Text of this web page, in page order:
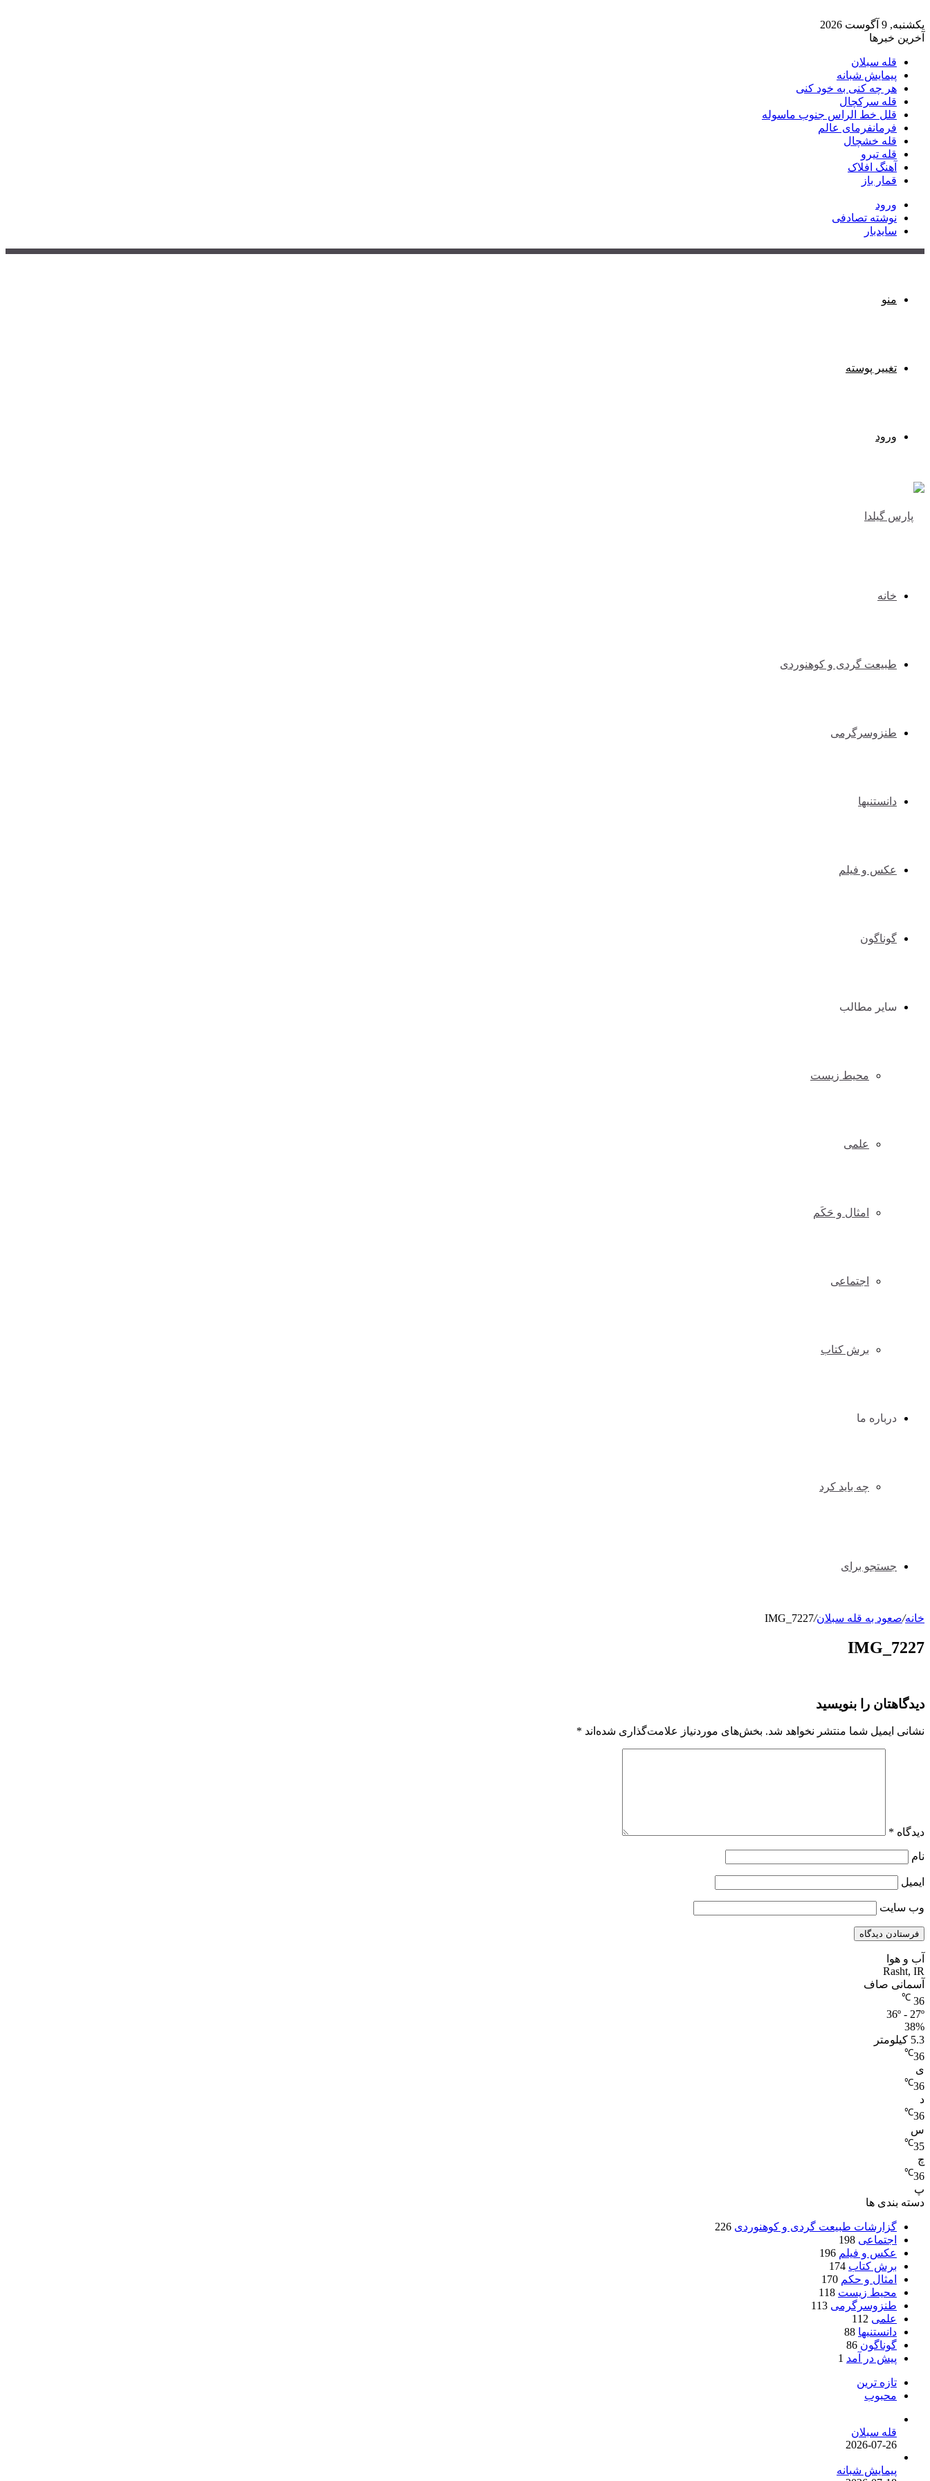
یکشنبه, 9 آگوست 2026
آخرین خبرها
قله سبلان
پیمایش شبانه
هر چه کنی به خود کنی
قله سرکچال
قلل خط الراس جنوب ماسوله
فرمانفرمای عالم
قله خشچال
قله تیرو
آهنگ افلاک
قمار باز
ورود
نوشته تصادفی
سایدبار
منو
تغییر پوسته
ورود
خانه
طبیعت گردی و کوهنوردی
طنزوسرگرمی
دانستنیها
عکس و فیلم
گوناگون
سایر مطالب
محیط زیست
علمی
امثال و حَکَم
اجتماعی
برش کتاب
درباره ما
چه باید کرد
جستجو برای
خانه/صعود به قله سبلان/
IMG_7227
IMG_7227
دیدگاهتان را بنویسید
نشانی ایمیل شما منتشر نخواهد شد. بخش‌های موردنیاز علامت‌گذاری شده‌اند *
دیدگاه *
نام
ایمیل
وب‌ سایت
آب و هوا
Rasht, IR
آسمانی صاف
36
℃
36º - 27º
38%
5.3 کیلومتر
36
℃
ی
36
℃
د
36
℃
س
35
℃
چ
36
℃
پ
دسته بندی ها
گزارشات طبیعت گردی و کوهنوردی 226
اجتماعی 198
عکس و فیلم 196
برش کتاب 174
امثال و حکم 170
محیط زیست 118
طنزوسرگرمی 113
علمی 112
دانستنیها 88
گوناگون 86
پیش در آمد 1
تازه ترین
محبوب
قله سبلان
2026-07-26
پیمایش شبانه